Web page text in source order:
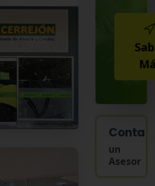
un
Asesor